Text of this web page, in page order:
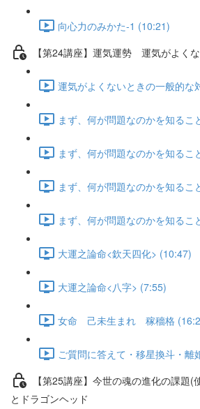
向心力のみかた-1 (10:21)
【第24講座】運気運勢 運気がよく
運気がよくないときの一般的な
まず、何が問題なのかを知るこ
まず、何が問題なのかを知るこ
まず、何が問題なのかを知るこ
まず、何が問題なのかを知るこ
大運之論命<欽天四化> (10:47)
大運之論命<八字> (7:55)
女命 己未生まれ 稼穡格
ご質問に答えて・移星換斗・離
【第25講座】今世の魂の進化の課
とドラゴンヘッド